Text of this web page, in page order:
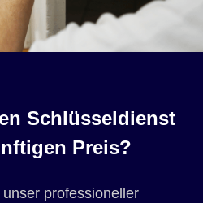
Schlüsseldienst
Preis?
professioneller